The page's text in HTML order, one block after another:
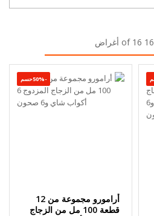
-50%حسم
أرامورو مجموعة من 12
قطعة 100 مل من الزجاج